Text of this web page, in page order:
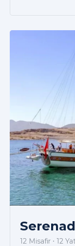
12 Misafir 12